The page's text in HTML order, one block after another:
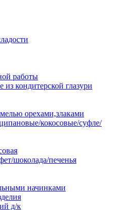
работы
кондитерской глазури
орехами,злаками
кокосовые/суфле/
шоколада/печенья
начинками
д/к